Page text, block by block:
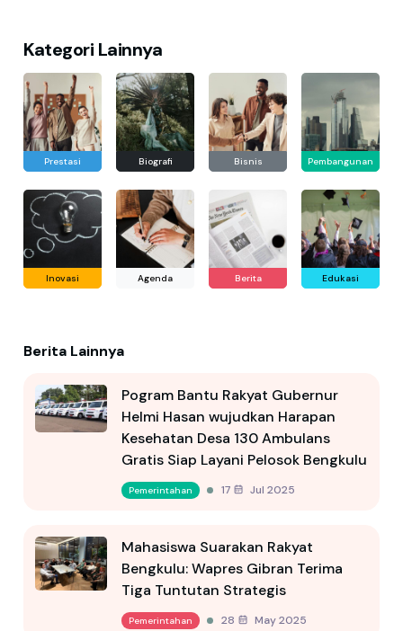
Kategori Lainnya
Prestasi Biografi Bisnis Pembangunan
Inovasi Agenda Berita Edukasi
Berita Lainnya
Pogram Bantu Rakyat Gubernur
Helmi Hasan wujudkan Harapan
Kesehatan Desa 130 Ambulans
Gratis Siap Layani Pelosok Bengkulu
Pemerintahan 17 Jul 2025
Mahasiswa Suarakan Rakyat
Bengkulu: Wapres Gibran Terima
Tiga Tuntutan Strategis
Pemerintahan 28 May 2025